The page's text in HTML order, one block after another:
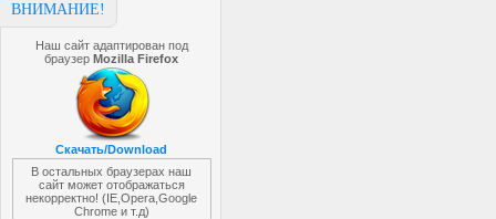
ВНИМАНИЕ!
Наш сайт адаптирован под
браузерMozilla Firefox
Скачать/Download
В остальных браузерах наш
сайт может отображаться
некорректно! (IE,Opera,Google
Chrome и т.д)